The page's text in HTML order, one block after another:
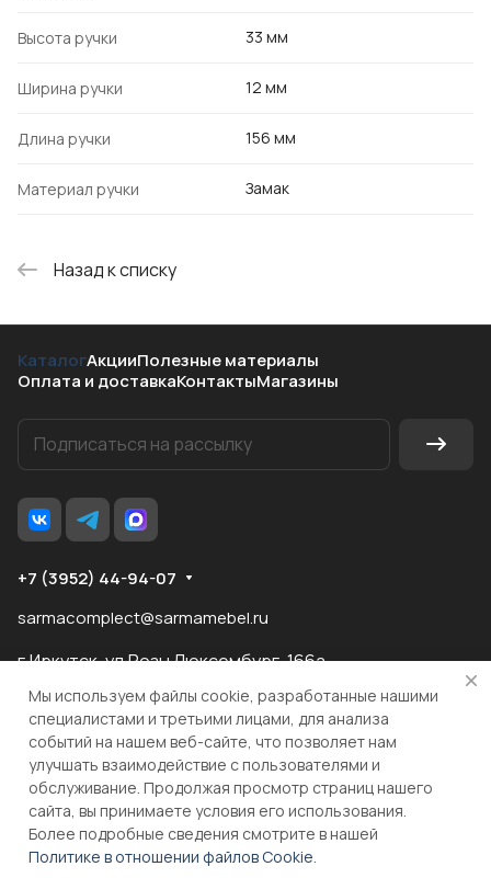
Высота ручки 33 мм
Ширина ручки 12 мм
Длина ручки 156 мм
Материал ручки Замак
Назад к списку
КаталогАкцииПолезные материалы
Оплата и доставкаКонтактыМагазины
+7 (3952) 44-94-07
sarmacomplect@sarmamebel.ru
г.Иркутск, ул.Розы Люксембург, 166а
разработка
и продвижение сайта
© 2026 ООО "МКС" ИНН 3810055324 ОГРН 1083810004860
Мы используем файлы cookie, разработанные нашими
специалистами и третьими лицами, для анализа
событий на нашем веб-сайте, что позволяет нам
улучшать взаимодействие с пользователями и
обслуживание. Продолжая просмотр страниц нашего
сайта, вы принимаете условия его использования.
Более подробные сведения смотрите в нашей
Политике в отношении файлов Cookie.